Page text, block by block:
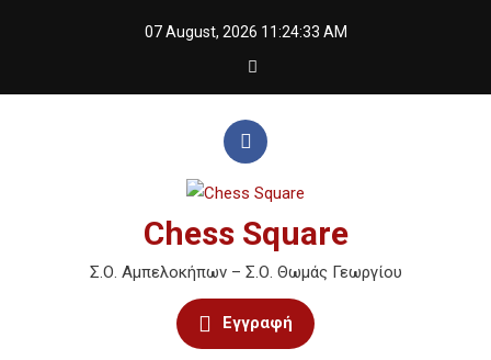
07 August, 2026 11:24:33 AM
Chess Square
Σ.Ο. Αμπελοκήπων – Σ.Ο. Θωμάς Γεωργίου
Εγγραφή